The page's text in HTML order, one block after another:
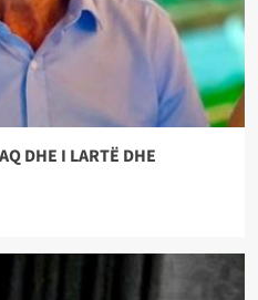
DHE I LARTË DHE